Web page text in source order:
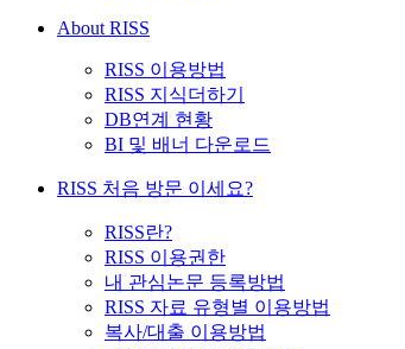
About RISS
RISS 이용방법
RISS 지식더하기
DB연계 현황
BI 및 배너 다운로드
RISS 처음 방문 이세요?
RISS란?
RISS 이용권한
내 관심논문 등록방법
RISS 자료 유형별 이용방법
복사/대출 이용방법